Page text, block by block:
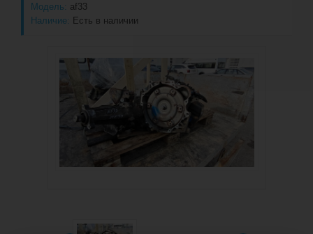
Модель: af33
Наличие: Есть в наличии